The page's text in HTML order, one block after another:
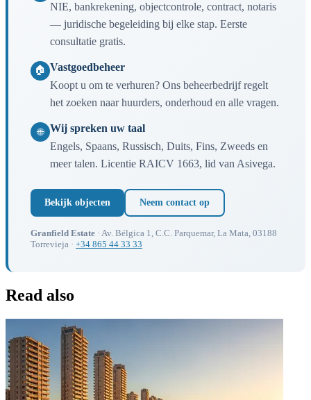
NIE, bankrekening, objectcontrole, contract, notaris
— juridische begeleiding bij elke stap. Eerste
consultatie gratis.
🏠 Vastgoedbeheer
Koopt u om te verhuren? Ons beheerbedrijf regelt
het zoeken naar huurders, onderhoud en alle vragen.
🌐
Wij spreken uw taal
Engels, Spaans, Russisch, Duits, Fins, Zweeds en
meer talen. Licentie RAICV 1663, lid van Asivega.
Bekijk objecten Neem contact op
Granfield Estate · Av. Bélgica 1, C.C. Parquemar, La Mata, 03188
Torrevieja · +34 865 44 33 33
Read also